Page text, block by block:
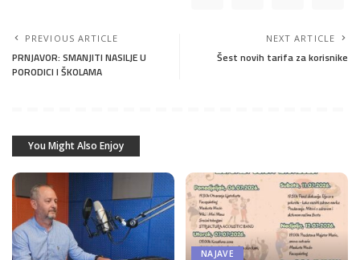
PREVIOUS ARTICLE
PRNJAVOR: SMANJITI NASILJE U
PORODICI I ŠKOLAMA
NEXT ARTICLE
Šest novih tarifa za korisnike
You Might Also Enjoy
NAJAVE